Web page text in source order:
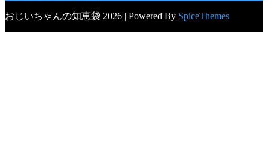
おじいちゃんの知恵袋 2026 | Powered By SpiceThemes